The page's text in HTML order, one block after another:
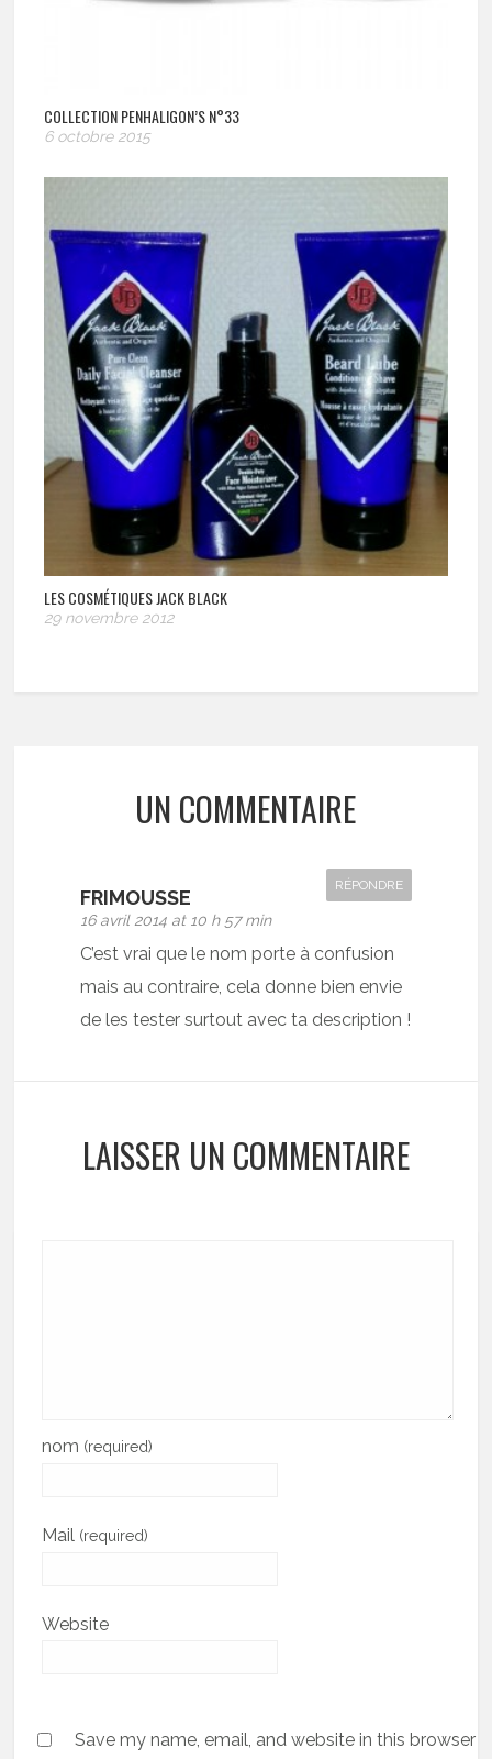
COLLECTION PENHALIGON’S N°33
6 octobre 2015
LES COSMÉTIQUES JACK BLACK
29 novembre 2012
UN COMMENTAIRE
FRIMOUSSE
16 avril 2014 at 10 h 57 min
RÉPONDRE
C’est vrai que le nom porte à confusion
mais au contraire, cela donne bien envie
de les tester surtout avec ta description !
LAISSER UN COMMENTAIRE
nom (required)
Mail (required)
Website
Save my name, email, and website in this browser